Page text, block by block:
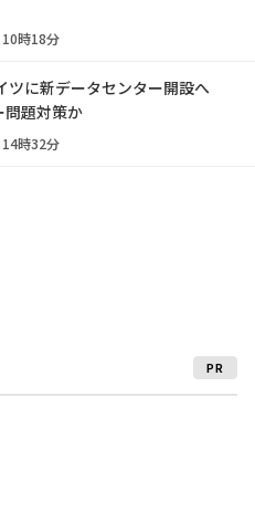
時18分
ツに新データセンター開設へ
問題対策か
時32分
PR